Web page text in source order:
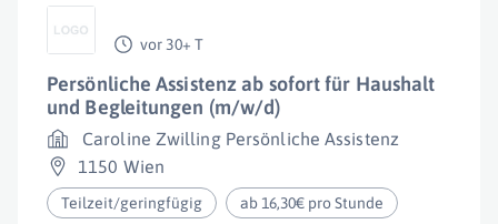
vor 30+ T
Persönliche Assistenz ab sofort für Haushalt
und Begleitungen (m/w/d)
Caroline Zwilling Persönliche Assistenz
1150 Wien
Teilzeit/geringfügig ab 16,30€ pro Stunde